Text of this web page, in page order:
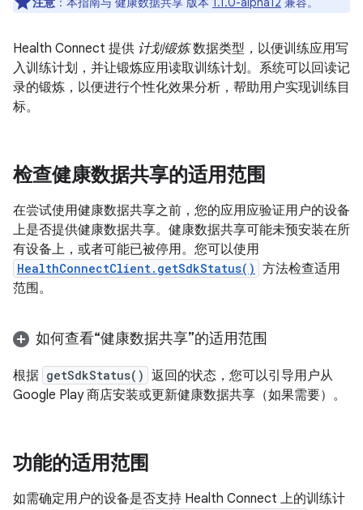
Health Connect 提供 计划锻炼数据类型，以便训练应用写
入训练计划，并让锻炼应用读取训练计划。系统可以回读记
录的锻炼，以便进行个性化效果分析，帮助用户实现训练目
标。
检查健康数据共享的适用范围
在尝试使用健康数据共享之前，您的应用应验证用户的设备
上是否提供健康数据共享。健康数据共享可能未预安装在所
有设备上，或者可能已被停用。您可以使用
HealthConnectClient.getSdkStatus() 方法检查适用
范围。
如何查看“健康数据共享”的适用范围
根据 getSdkStatus() 返回的状态，您可以引导用户从
Google Play 商店安装或更新健康数据共享（如果需要）。
功能的适用范围
如需确定用户的设备是否支持 Health Connect 上的训练计